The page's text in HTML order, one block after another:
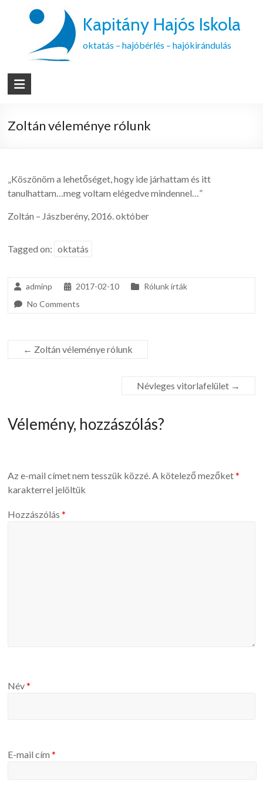
Kapitány Hajós Iskola
oktatás – hajóbérlés – hajókirándulás
Zoltán véleménye rólunk
„Köszönöm a lehetőséget, hogy ide járhattam és itt
tanulhattam…meg voltam elégedve mindennel…”
Zoltán – Jászberény, 2016. október
Tagged on: oktatás
adminp 2017-02-10
Rólunk írták
No Comments
← Zoltán véleménye rólunk
Névleges vitorlafelület →
Vélemény, hozzászólás?
Az e-mail címet nem tesszük közzé.A kötelező mezőket*
karakterrel jelöltük
Hozzászólás*
Név*
E-mail cím*